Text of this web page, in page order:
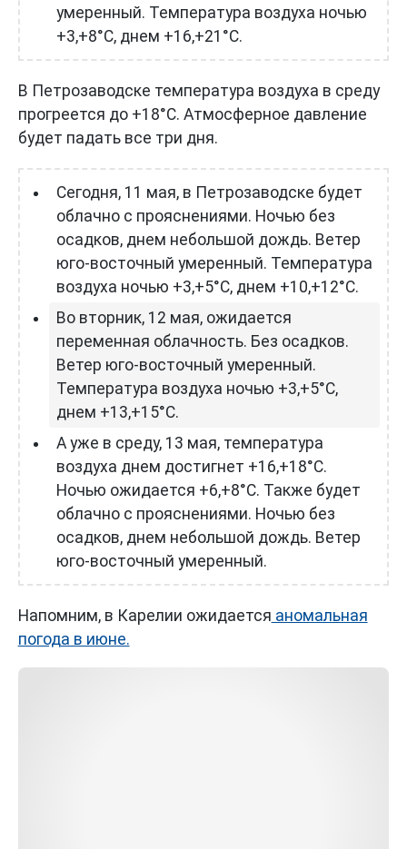
умеренный. Температура воздуха ночью
+3,+8°С, днем +16,+21°С.
В Петрозаводске температура воздуха в среду
прогреется до +18°С. Атмосферное давление
будет падать все три дня.
Сегодня, 11 мая, в Петрозаводске будет
облачно с прояснениями. Ночью без
осадков, днем небольшой дождь. Ветер
юго-восточный умеренный. Температура
воздуха ночью +3,+5°С, днем +10,+12°С.
Во вторник, 12 мая, ожидается
переменная облачность. Без осадков.
Ветер юго-восточный умеренный.
Температура воздуха ночью +3,+5°С,
днем +13,+15°С.
А уже в среду, 13 мая, температура
воздуха днем достигнет +16,+18°С.
Ночью ожидается +6,+8°С. Также будет
облачно с прояснениями. Ночью без
осадков, днем небольшой дождь. Ветер
юго-восточный умеренный.
Напомним, в Карелии ожидается аномальная
погода в июне.